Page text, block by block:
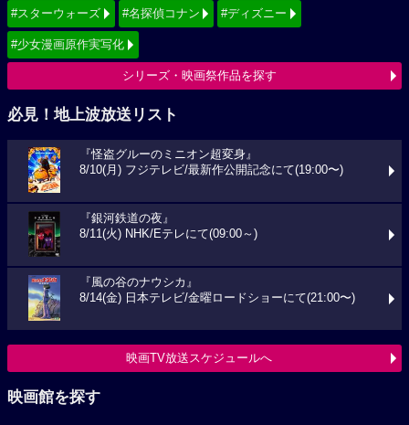
#スターウォーズ #名探偵コナン #ディズニー
#少女漫画原作実写化
シリーズ・映画祭作品を探す
必見！地上波放送リスト
『怪盗グルーのミニオン超変身』
8/10(月) フジテレビ/最新作公開記念にて(19:00〜)
『銀河鉄道の夜』
8/11(火) NHK/Eテレにて(09:00～)
『風の谷のナウシカ』
8/14(金) 日本テレビ/金曜ロードショーにて(21:00〜)
映画TV放送スケジュールへ
映画館を探す